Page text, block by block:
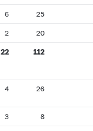
6 25
2 20
22 112
4 26
3 8